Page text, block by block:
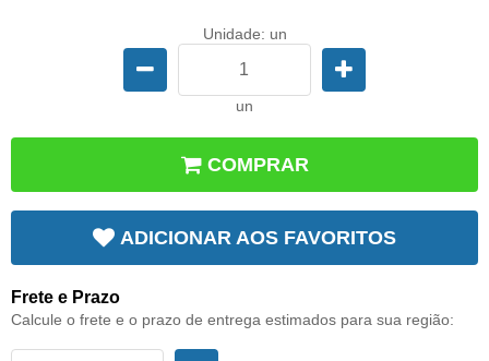
Unidade: un
un
COMPRAR
ADICIONAR AOS FAVORITOS
Frete e Prazo
Calcule o frete e o prazo de entrega estimados para sua região: